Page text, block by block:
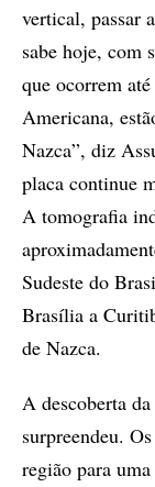
vertical, passar
sabe hoje, com
que ocorrem
Americana,
Nazca”, diz
placa continue
A tomografia
Sudeste do
Brasília a
de Nazca.
A descoberta
surpreendeu.
região para